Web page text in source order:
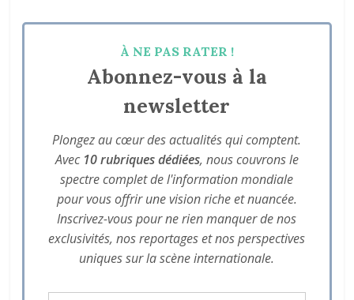
À NE PAS RATER !
Abonnez-vous à la
newsletter
Plongez au cœur des actualités qui comptent.
Avec 10 rubriques dédiées, nous couvrons le
spectre complet de l'information mondiale
pour vous offrir une vision riche et nuancée.
Inscrivez-vous pour ne rien manquer de nos
exclusivités, nos reportages et nos perspectives
uniques sur la scène internationale.